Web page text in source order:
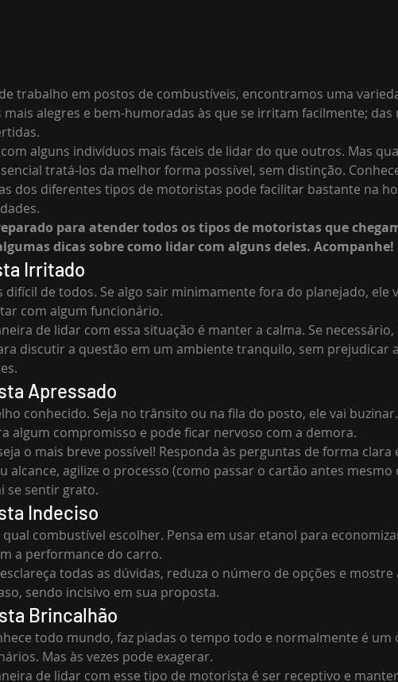
trabalho em postos de combustíveis, encontramos uma
mais alegres e bem-humoradas às que se irritam facilmente; das
alguns indivíduos mais fáceis de lidar do que outros. Mas
tratá-los da melhor forma possível, sem distinção.
dos diferentes tipos de motoristas pode facilitar bastante na
para atender todos os tipos de motoristas que
dicas sobre como lidar com alguns deles. Acompanhe!
Irritado
difícil de todos. Se algo sair minimamente fora do planejado, ele
com algum funcionário.
de lidar com essa situação é manter a calma. Se necessário,
discutir a questão em um ambiente tranquilo, sem prejudicar
Apressado
conhecido. Seja no trânsito ou na fila do posto, ele vai
algum compromisso e pode ficar nervoso com a demora.
o mais breve possível! Responda às perguntas de forma clara
alcance, agilize o processo (como passar o cartão antes
se sentir grato.
Indeciso
qual combustível escolher. Pensa em usar etanol para
a performance do carro.
todas as dúvidas, reduza o número de opções e mostre
sendo incisivo em sua proposta.
Brincalhão
todo mundo, faz piadas o tempo todo e normalmente é um
Mas às vezes pode exagerar.
de lidar com esse tipo de motorista é ser receptivo e